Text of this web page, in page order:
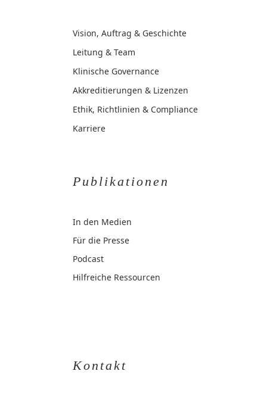
Vision, Auftrag & Geschichte
Leitung & Team
Klinische Governance
Akkreditierungen & Lizenzen
Ethik, Richtlinien & Compliance
Karriere
Publikationen
In den Medien
Für die Presse
Podcast
Hilfreiche Ressourcen
Kontakt